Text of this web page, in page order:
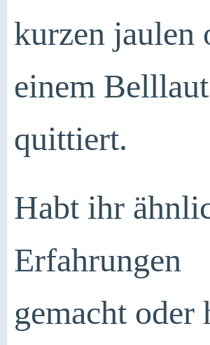
kurzen jaulen
einem Belllaut
quittiert.
Habt ihr
Erfahrungen
gemacht oder